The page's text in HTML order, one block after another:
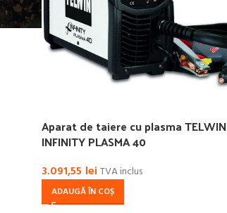
Aparat de taiere cu plasma TELWIN
INFINITY PLASMA 40
3.091,55 lei TVA inclus
ADAUGĂ ÎN COȘ